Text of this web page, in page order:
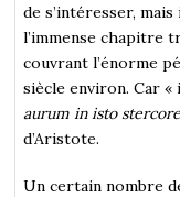
de s’intéresser,
l’immense chapitre
couvrant l’énorme
siècle environ. Car «
aurum in isto stercore
d’Aristote.
Un certain nombre